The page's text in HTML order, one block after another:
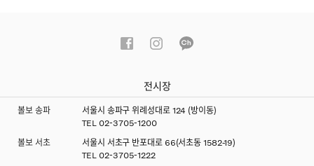
전시장
볼보 송파
서울시 송파구 위례성대로 124 (방이동)
TEL 02-3705-1200
볼보 서초
서울시 서초구 반포대로 66(서초동 1582-19)
TEL 02-3705-1222